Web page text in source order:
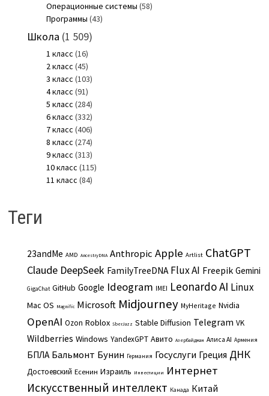
Операционные системы (58)
Программы (43)
Школа (1 509)
1 класс (16)
2 класс (45)
3 класс (103)
4 класс (91)
5 класс (284)
6 класс (332)
7 класс (406)
8 класс (274)
9 класс (313)
10 класс (115)
11 класс (84)
Теги
23andMe AMD AncestryDNA Anthropic Apple Artlist ChatGPT
Claude DeepSeek FamilyTreeDNA Flux AI Freepik Gemini
GigaChat GitHub Google Ideogram IMEI Leonardo AI Linux
Mac OS Magnific Microsoft Midjourney MyHeritage Nvidia
OpenAI Ozon Roblox SberJazz Stable Diffusion Telegram VK
Wildberries Windows YandexGPT Авито Азербайджан Алиса AI Армения
БПЛА Бальмонт Бунин Германия Госуслуги Греция ДНК
Достоевский Есенин Израиль Инвестиции Интернет
Искусственный интеллект Канада Китай